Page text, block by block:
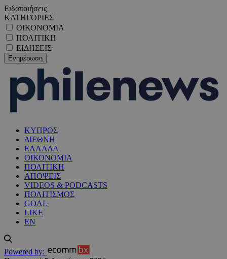
Ειδοποιήσεις
ΚΑΤΗΓΟΡΙΕΣ
ΟΙΚΟΝΟΜΙΑ
ΠΟΛΙΤΙΚΗ
ΕΙΔΗΣΕΙΣ
ΚΥΠΡΟΣ
ΔΙΕΘΝΗ
ΕΛΛΑΔΑ
ΟΙΚΟΝΟΜΙΑ
ΠΟΛΙΤΙΚΗ
ΑΠΟΨΕΙΣ
VIDEOS & PODCASTS
ΠΟΛΙΤΙΣΜΟΣ
GOAL
LIKE
EN
Powered by: